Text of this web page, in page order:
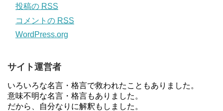
投稿の RSS
コメントの RSS
WordPress.org
サイト運営者
いろいろな名言・格言で救われたこともありました。
意味不明な名言・格言もありました。
だから、自分なりに解釈もしました。